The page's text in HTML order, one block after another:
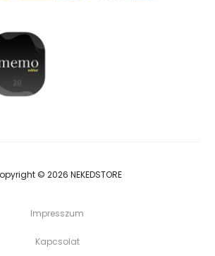
© 2026 NEKEDSTORE
Impresszum
Kapcsolat